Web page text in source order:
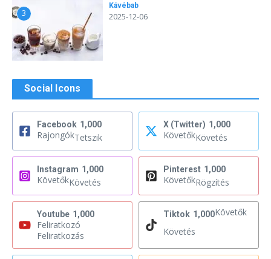
3
Kávébab
2025-12-06
Social Icons
Facebook 1,000
RajongókTetszik
X (Twitter) 1,000
KövetőkKövetés
Instagram 1,000
KövetőkKövetés
Pinterest 1,000
KövetőkRögzítés
Youtube 1,000
Feliratkozó
Feliratkozás
Tiktok 1,000Követők
Követés